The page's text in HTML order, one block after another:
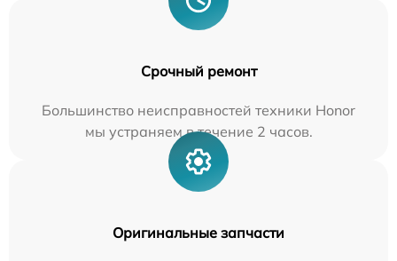
Срочный ремонт
Большинство неисправностей техники Honor
мы устраняем в течение 2 часов.
Оригинальные запчасти